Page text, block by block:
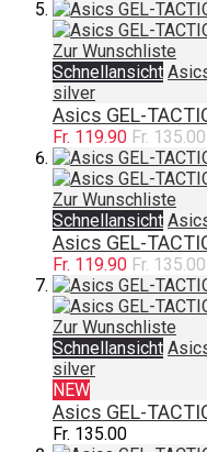
Zur Wunschliste
Schnellansicht
silver
Asics GEL-
Fr. 119.90 Fr. 135.00
Zur Wunschliste
Schnellansicht
Asics GEL-
Fr. 119.90 Fr. 135.00
Zur Wunschliste
Schnellansicht
silver
NEW
Asics GEL-
Fr. 135.00